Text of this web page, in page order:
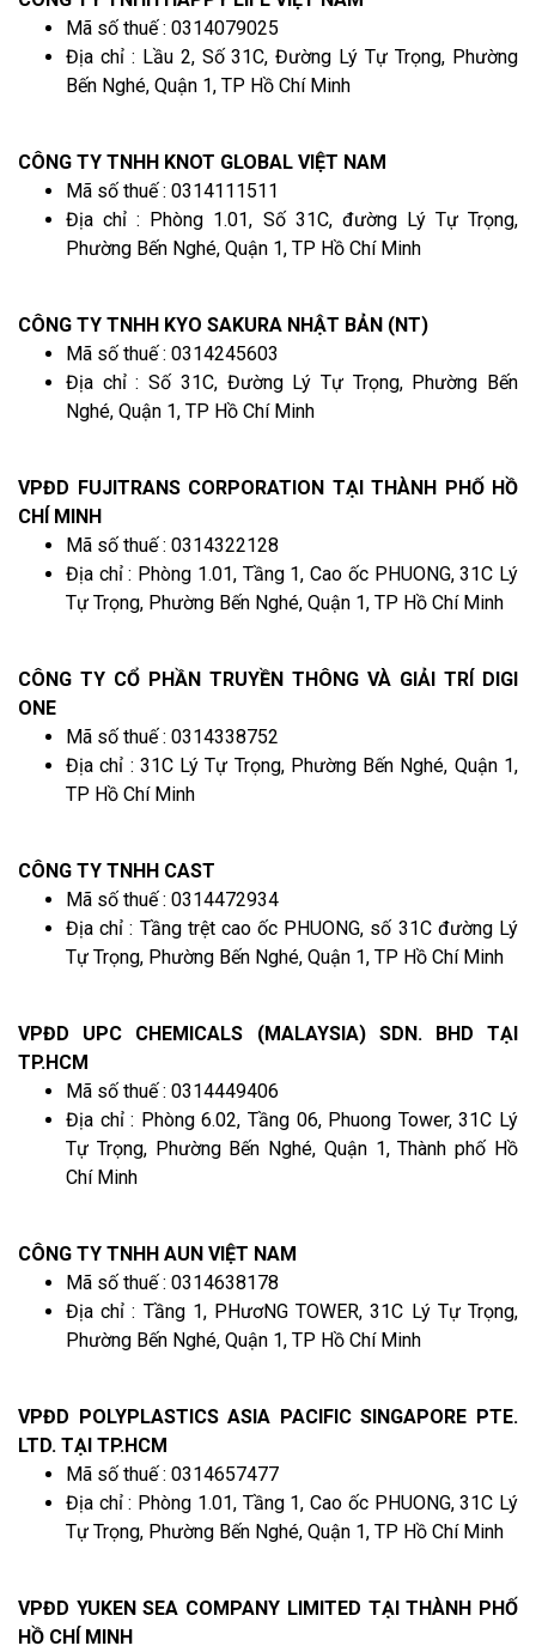
Mã số thuế : 0314079025
Địa chỉ : Lầu 2, Số 31C, Đường Lý Tự Trọng, Phường
Bến Nghé, Quận 1, TP Hồ Chí Minh
CÔNG TY TNHH KNOT GLOBAL VIỆT NAM
Mã số thuế : 0314111511
Địa chỉ : Phòng 1.01, Số 31C, đường Lý Tự Trọng,
Phường Bến Nghé, Quận 1, TP Hồ Chí Minh
CÔNG TY TNHH KYO SAKURA NHẬT BẢN (NT)
Mã số thuế : 0314245603
Địa chỉ : Số 31C, Đường Lý Tự Trọng, Phường Bến
Nghé, Quận 1, TP Hồ Chí Minh
VPĐD FUJITRANS CORPORATION TẠI THÀNH PHỐ HỒ
CHÍ MINH
Mã số thuế : 0314322128
Địa chỉ : Phòng 1.01, Tầng 1, Cao ốc PHUONG, 31C Lý
Tự Trọng, Phường Bến Nghé, Quận 1, TP Hồ Chí Minh
CÔNG TY CỔ PHẦN TRUYỀN THÔNG VÀ GIẢI TRÍ DIGI
ONE
Mã số thuế : 0314338752
Địa chỉ : 31C Lý Tự Trọng, Phường Bến Nghé, Quận 1,
TP Hồ Chí Minh
CÔNG TY TNHH CAST
Mã số thuế : 0314472934
Địa chỉ : Tầng trệt cao ốc PHUONG, số 31C đường Lý
Tự Trọng, Phường Bến Nghé, Quận 1, TP Hồ Chí Minh
VPĐD UPC CHEMICALS (MALAYSIA) SDN. BHD TẠI
TP.HCM
Mã số thuế : 0314449406
Địa chỉ : Phòng 6.02, Tầng 06, Phuong Tower, 31C Lý
Tự Trọng, Phường Bến Nghé, Quận 1, Thành phố Hồ
Chí Minh
CÔNG TY TNHH AUN VIỆT NAM
Mã số thuế : 0314638178
Địa chỉ : Tầng 1, PHươNG TOWER, 31C Lý Tự Trọng,
Phường Bến Nghé, Quận 1, TP Hồ Chí Minh
VPĐD POLYPLASTICS ASIA PACIFIC SINGAPORE PTE.
LTD. TẠI TP.HCM
Mã số thuế : 0314657477
Địa chỉ : Phòng 1.01, Tầng 1, Cao ốc PHUONG, 31C Lý
Tự Trọng, Phường Bến Nghé, Quận 1, TP Hồ Chí Minh
VPĐD YUKEN SEA COMPANY LIMITED TẠI THÀNH PHỐ
HỒ CHÍ MINH